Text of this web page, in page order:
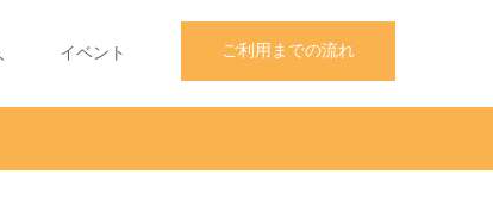
ご利用までの流れ
イベント